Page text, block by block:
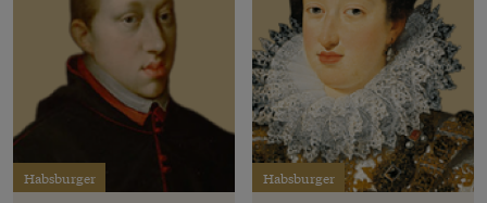
Habsburger Habsburger